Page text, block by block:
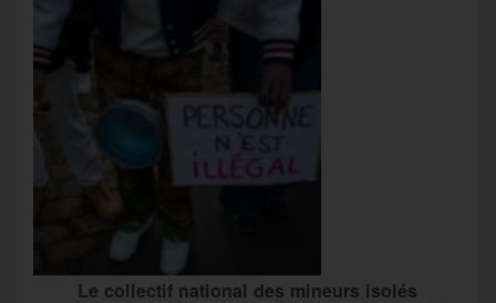
Le collectif national des mineurs isolés